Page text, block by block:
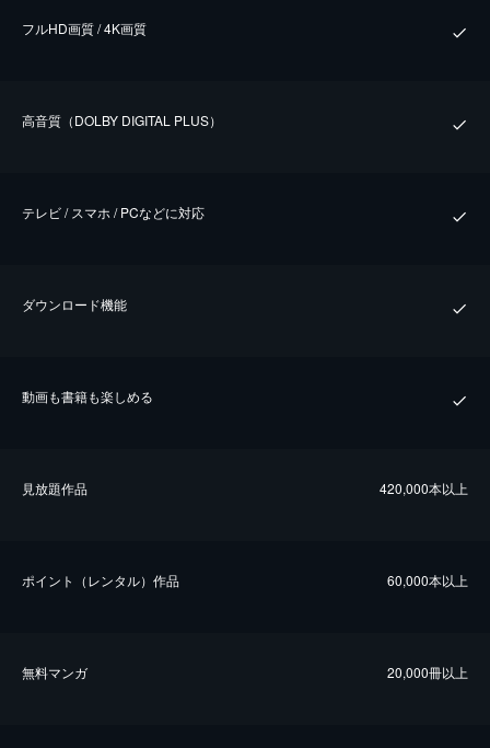
フルHD画質 / 4K画質
⾼⾳質（DOLBY DIGITAL PLUS）
テレビ / スマホ / PCなどに対応
ダウンロード機能
動画も書籍も楽しめる
⾒放題作品 420,000本以上
ポイント（レンタル）作品 60,000本以上
無料マンガ 20,000冊以上